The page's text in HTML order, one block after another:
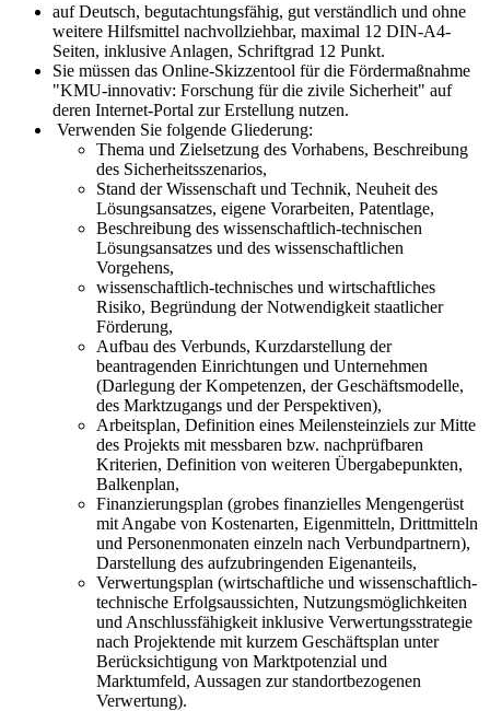
auf Deutsch, begutachtungsfähig, gut verständlich und ohne
weitere Hilfsmittel nachvollziehbar, maximal 12 DIN-A4-
Seiten, inklusive Anlagen, Schriftgrad 12 Punkt.
Sie müssen das Online-Skizzentool für die Fördermaßnahme
"KMU-innovativ: Forschung für die zivile Sicherheit" auf
deren Internet-Portal zur Erstellung nutzen.
Verwenden Sie folgende Gliederung:
Thema und Zielsetzung des Vorhabens, Beschreibung
des Sicherheitsszenarios,
Stand der Wissenschaft und Technik, Neuheit des
Lösungsansatzes, eigene Vorarbeiten, Patentlage,
Beschreibung des wissenschaftlich-technischen
Lösungsansatzes und des wissenschaftlichen
Vorgehens,
wissenschaftlich-technisches und wirtschaftliches
Risiko, Begründung der Notwendigkeit staatlicher
Förderung,
Aufbau des Verbunds, Kurzdarstellung der
beantragenden Einrichtungen und Unternehmen
(Darlegung der Kompetenzen, der Geschäftsmodelle,
des Marktzugangs und der Perspektiven),
Arbeitsplan, Definition eines Meilensteinziels zur Mitte
des Projekts mit messbaren bzw. nachprüfbaren
Kriterien, Definition von weiteren Übergabepunkten,
Balkenplan,
Finanzierungsplan (grobes finanzielles Mengengerüst
mit Angabe von Kostenarten, Eigenmitteln, Drittmitteln
und Personenmonaten einzeln nach Verbundpartnern),
Darstellung des aufzubringenden Eigenanteils,
Verwertungsplan (wirtschaftliche und wissenschaftlich-
technische Erfolgsaussichten, Nutzungsmöglichkeiten
und Anschlussfähigkeit inklusive Verwertungsstrategie
nach Projektende mit kurzem Geschäftsplan unter
Berücksichtigung von Marktpotenzial und
Marktumfeld, Aussagen zur standortbezogenen
Verwertung).